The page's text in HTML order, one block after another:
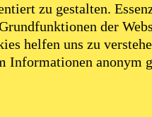
zu gestalten.
der
helfen uns zu
Informationen anonym